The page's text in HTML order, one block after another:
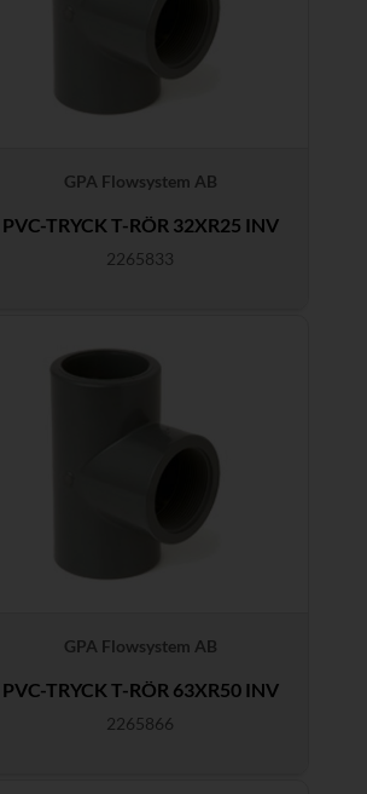
GPA Flowsystem AB
PVC-TRYCK T-RÖR 32XR25 INV
2265833
GPA Flowsystem AB
PVC-TRYCK T-RÖR 63XR50 INV
2265866